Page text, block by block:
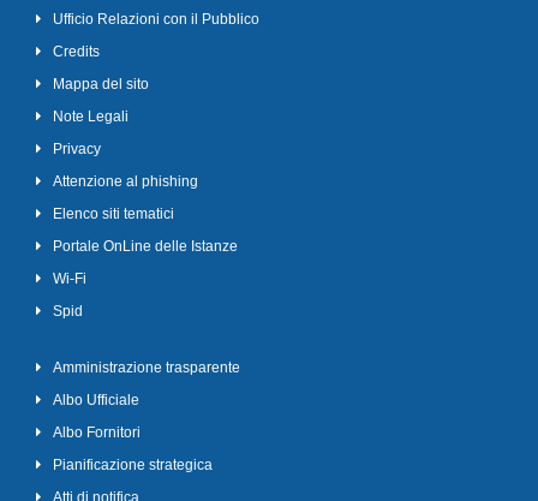
Ufficio Relazioni con il Pubblico
Credits
Mappa del sito
Note Legali
Privacy
Attenzione al phishing
Elenco siti tematici
Portale OnLine delle Istanze
Wi-Fi
Spid
Amministrazione trasparente
Albo Ufficiale
Albo Fornitori
Pianificazione strategica